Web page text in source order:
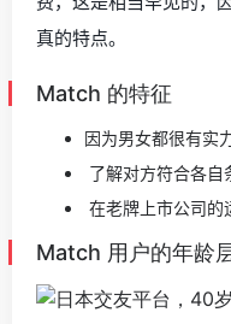
真的特点。
Match 的特征
因为男女都很有实
了解对方符合各自
在老牌上市公司的
Match 用户的年龄